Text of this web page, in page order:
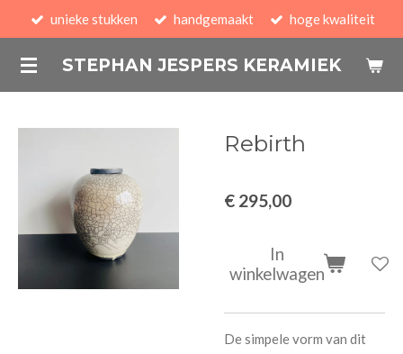
naar
de
STEPHAN JESPERS KERAMIEK
unieke stukken handgemaakt hoge kwaliteit
Rebirth
€ 295,00
In
winkelwagen
De simpele vorm van dit